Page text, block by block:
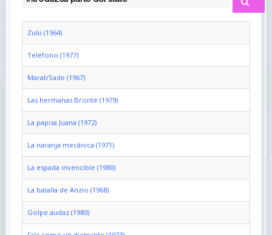
Zulú (1964)
Teléfono (1977)
Marat/Sade (1967)
Las hermanas Brontë (1979)
La papisa Juana (1972)
La naranja mecánica (1971)
La espada invencible (1980)
La batalla de Anzio (1968)
Golpe audaz (1980)